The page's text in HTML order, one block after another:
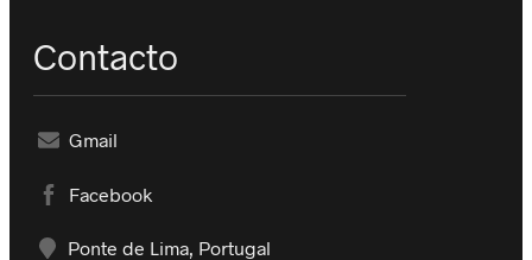
Contacto
Gmail
Facebook
Ponte de Lima, Portugal